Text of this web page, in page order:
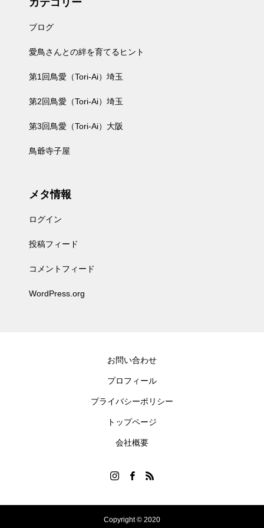
カテゴリー
ブログ
愛鳥さんとの絆を育てるヒント
第1回鳥愛（Tori-Ai）埼玉
第2回鳥愛（Tori-Ai）埼玉
第3回鳥愛（Tori-Ai）大阪
鳥爺寺子屋
メタ情報
ログイン
投稿フィード
コメントフィード
WordPress.org
お問い合わせ
プロフィール
プライバシーポリシー
トップページ
会社概要
Copyright © 2020